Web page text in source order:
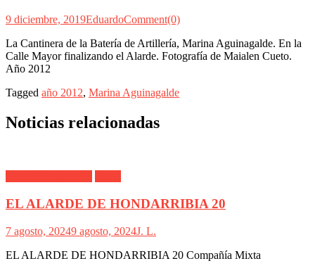
9 diciembre, 2019EduardoComment(0)
La Cantinera de la Batería de Artillería, Marina Aguinagalde. En la
Calle Mayor finalizando el Alarde. Fotografía de Maialen Cueto.
Año 2012
Tagged año 2012, Marina Aguinagalde
Noticias relacionadas
EL ALARDE DE HONDARRIBIA 20
7 agosto, 20249 agosto, 2024J. L.
EL ALARDE DE HONDARRIBIA 20 Compañía Mixta